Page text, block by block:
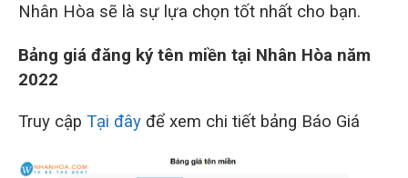
Nhân Hòa sẽ là sự lựa chọn tốt nhất cho bạn.
Bảng giá đăng ký tên miền tại Nhân Hòa năm
2022
Truy cập Tại đây để xem chi tiết bảng Báo Giá